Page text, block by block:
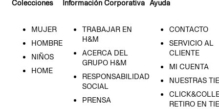
Colecciones
MUJER
HOMBRE
NIÑOS
HOME
Información Corporativa
TRABAJAR EN
H&M
ACERCA DEL
GRUPO H&M
RESPONSABILIDAD
SOCIAL
PRENSA
Ayuda
CONTACTO
SERVICIO AL
CLIENTE
MI CUENTA
NUESTRAS
RETIRO EN